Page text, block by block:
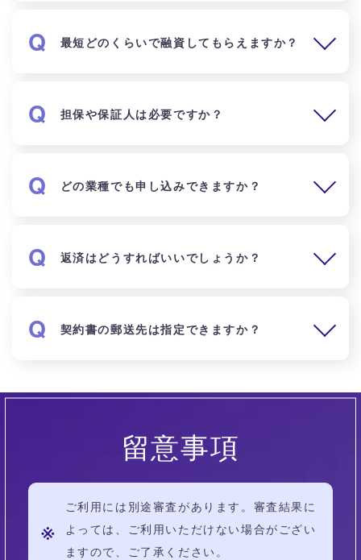
最短どのくらいで融資してもらえますか？
担保や保証人は必要ですか？
どの業種でも申し込みできますか？
返済はどうすればいいでしょうか？
契約書の郵送先は指定できますか？
留意事項
ご利用には別途審査があります。審査結果に
よっては、ご利用いただけない場合がござい
ますので、ご了承ください。